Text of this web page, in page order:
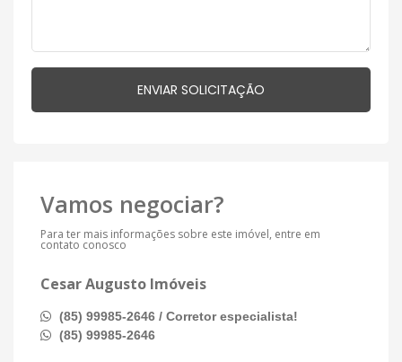
Vamos negociar?
Para ter mais informações sobre este imóvel, entre em
contato conosco
Cesar Augusto Imóveis
(85) 99985-2646 / Corretor especialista!
(85) 99985-2646